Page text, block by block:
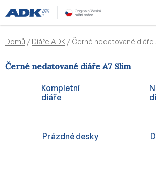
na
obsah
Domů / Diáře ADK / Černé nedatované diáře
Černé nedatované diáře A7 Slim
Kompletní
diáře
Prázdné desky